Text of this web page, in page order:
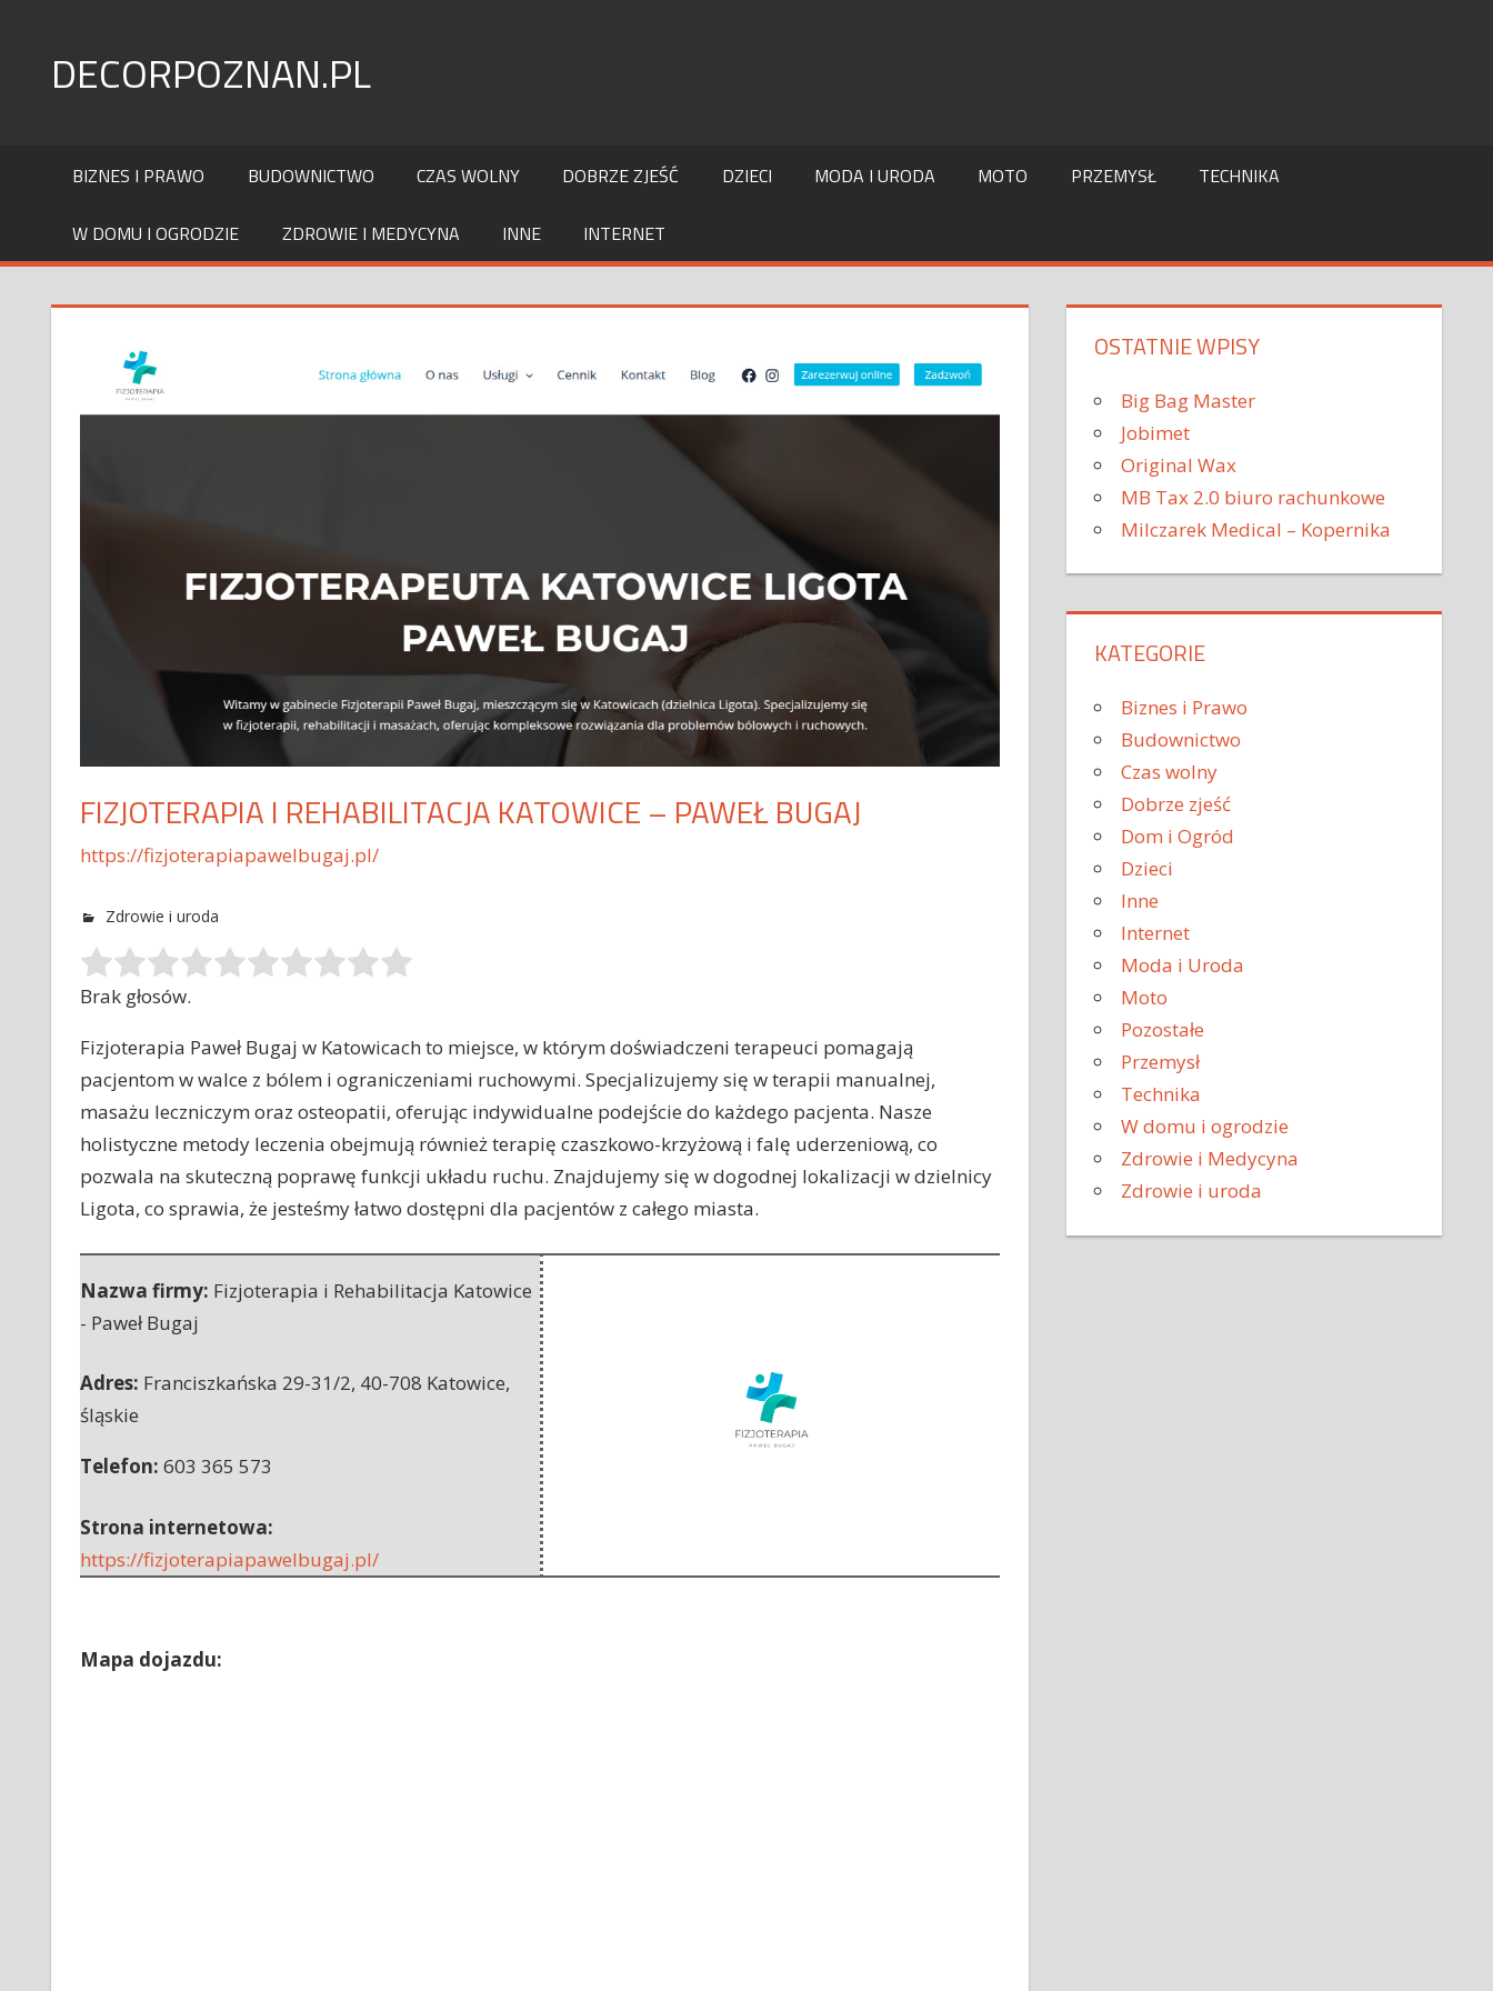
contentDECORPOZNAN.PL
BIZNES I PRAWO BUDOWNICTWO CZAS WOLNY DOBRZE ZJEŚĆ DZIECI MODA I URODA MOTO PRZEMYSŁ TECHNIKA
W DOMU I OGRODZIE ZDROWIE I MEDYCYNA INNE INTERNET
FIZJOTERAPIA I REHABILITACJA KATOWICE – PAWEŁ BUGAJ
https://fizjoterapiapawelbugaj.pl/
Zdrowie i uroda
Brak głosów.
Fizjoterapia Paweł Bugaj w Katowicach to miejsce, w którym doświadczeni terapeuci pomagają
pacjentom w walce z bólem i ograniczeniami ruchowymi. Specjalizujemy się w terapii manualnej,
masażu leczniczym oraz osteopatii, oferując indywidualne podejście do każdego pacjenta. Nasze
holistyczne metody leczenia obejmują również terapię czaszkowo-krzyżową i falę uderzeniową, co
pozwala na skuteczną poprawę funkcji układu ruchu. Znajdujemy się w dogodnej lokalizacji w dzielnicy
Ligota, co sprawia, że jesteśmy łatwo dostępni dla pacjentów z całego miasta.
Nazwa firmy: Fizjoterapia i Rehabilitacja Katowice
- Paweł Bugaj
Adres: Franciszkańska 29-31/2, 40-708 Katowice,
śląskie
Telefon: 603 365 573
Strona internetowa:
https://fizjoterapiapawelbugaj.pl/
Mapa dojazdu:
OSTATNIE WPISY
Big Bag Master
Jobimet
Original Wax
MB Tax 2.0 biuro rachunkowe
Milczarek Medical – Kopernika
KATEGORIE
Biznes i Prawo
Budownictwo
Czas wolny
Dobrze zjeść
Dom i Ogród
Dzieci
Inne
Internet
Moda i Uroda
Moto
Pozostałe
Przemysł
Technika
W domu i ogrodzie
Zdrowie i Medycyna
Zdrowie i uroda